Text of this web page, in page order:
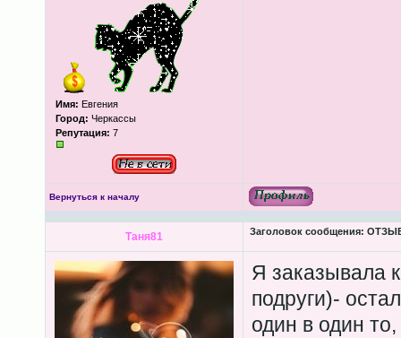
Имя: Евгения
Город: Черкассы
Репутация: 7
Вернуться к началу
Таня81 Заголовок сообщения:
Я заказывала
подруги)-
один в один